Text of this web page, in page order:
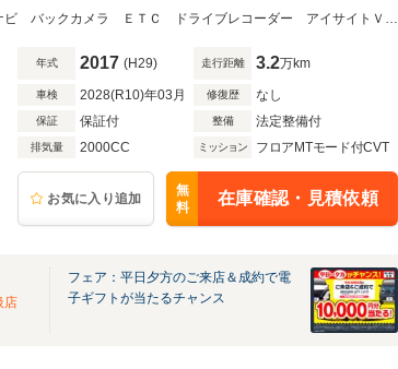
キーレスアクセス プッシュスター★グループ約３０，０００台の在庫から取り寄せ可能！★ナビ バックカメラ ＥＴＣ ドライブレコーダー アイサイトＶｅｒ３ 純正１８インチアルミホイール
年式 2017 (H29) 走行距離 3.2万km
車検 2028(R10)年03月 修復歴 なし
保証 保証付 整備 法定整備付
排気量 2000CC ミッション フロアMTモード付CVT
お気に入り追加
無
料
在庫確認・見積依頼
店
フェア：平日夕方のご来店＆成約で電
子ギフトが当たるチャンス